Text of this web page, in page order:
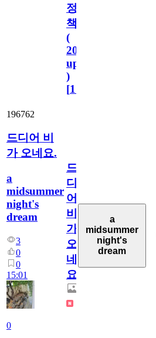
정
책
(
2023.11.1
update
)
[110
196762
드디어 비
가 오네요.
a
midsummer
night's
dream
3
0
0
15:01
0
드
디
어
비
가
오
네
요.
a
midsummer
night's
dream